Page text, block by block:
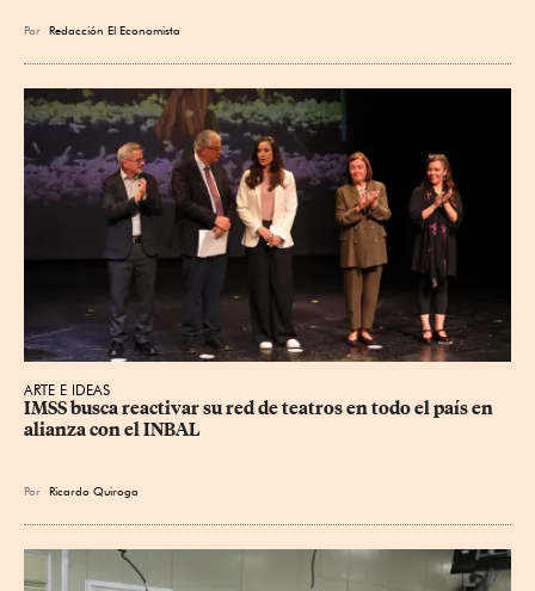
Por Redacción El Economista
ARTE E IDEAS
IMSS busca reactivar su red de teatros en todo el país en
alianza con el INBAL
Por Ricardo Quiroga